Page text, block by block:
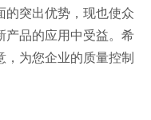
的突出优势，现也使众
产品的应用中受益。希
为您企业的质量控制